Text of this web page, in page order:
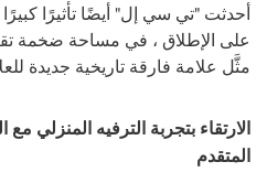
أحدثت "تي سي إل" أيضًا تأثيرًا
مثَّل علامة فارقة تاريخية جديدة
الارتقاء بتجربة الترفيه المنزلي
المتقدم